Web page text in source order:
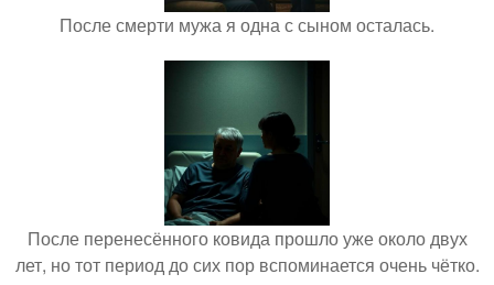
После смерти мужа я одна с сыном осталась.
После перенесённого ковида прошло уже около двух
лет, но тот период до сих пор вспоминается очень чётко.